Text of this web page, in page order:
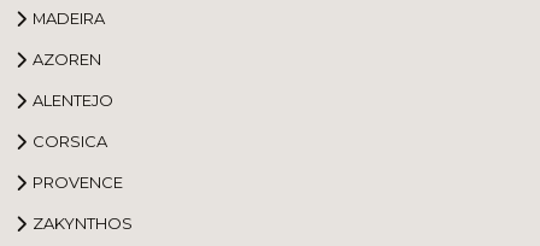
MADEIRA
AZOREN
ALENTEJO
CORSICA
PROVENCE
ZAKYNTHOS